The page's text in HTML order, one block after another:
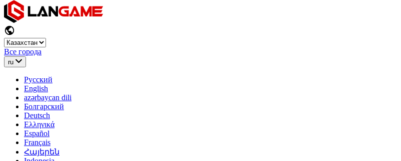
Все города
ru
Русский
English
azərbaycan dili
Болгарский
Deutsch
Ελληνικά
Español
Français
Հայերեն